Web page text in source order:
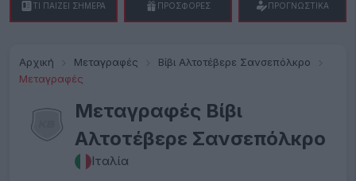
Αρχική Μεταγραφές
Βίβι Αλτοτέβερε Σανσεπόλκρο
Μεταγραφές
Μεταγραφές Βίβι
Αλτοτέβερε Σανσεπόλκρο
Ιταλία
ΤΙ ΠΑΙΖΕΙ ΣΗΜΕΡΑ ΠΡΟΣΦΟΡΕΣ ΠΡΟΓΝΩΣΤΙΚΑ